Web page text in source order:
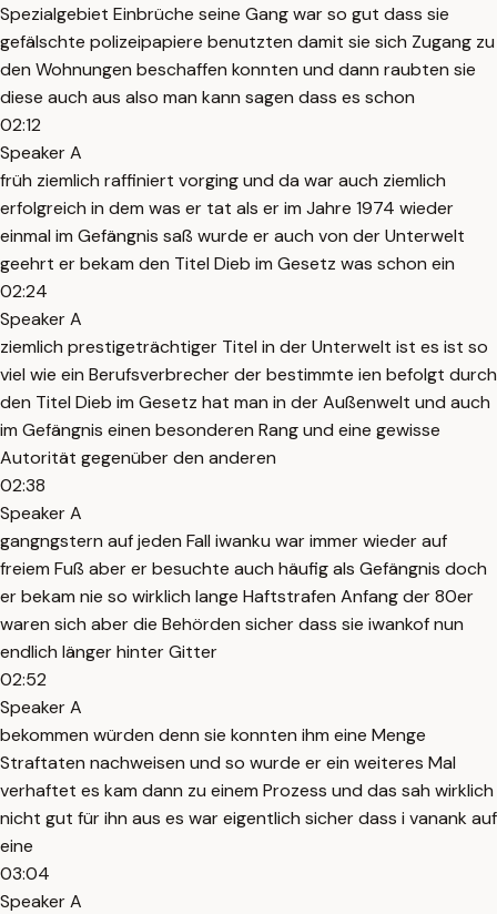
Spezialgebiet Einbrüche seine Gang war so gut dass sie
gefälschte polizeipapiere benutzten damit sie sich Zugang zu
den Wohnungen beschaffen konnten und dann raubten sie
diese auch aus also man kann sagen dass es schon
02:12
Speaker A
früh ziemlich raffiniert vorging und da war auch ziemlich
erfolgreich in dem was er tat als er im Jahre 1974 wieder
einmal im Gefängnis saß wurde er auch von der Unterwelt
geehrt er bekam den Titel Dieb im Gesetz was schon ein
02:24
Speaker A
ziemlich prestigeträchtiger Titel in der Unterwelt ist es ist so
viel wie ein Berufsverbrecher der bestimmte ien befolgt durch
den Titel Dieb im Gesetz hat man in der Außenwelt und auch
im Gefängnis einen besonderen Rang und eine gewisse
Autorität gegenüber den anderen
02:38
Speaker A
gangngstern auf jeden Fall iwanku war immer wieder auf
freiem Fuß aber er besuchte auch häufig als Gefängnis doch
er bekam nie so wirklich lange Haftstrafen Anfang der 80er
waren sich aber die Behörden sicher dass sie iwankof nun
endlich länger hinter Gitter
02:52
Speaker A
bekommen würden denn sie konnten ihm eine Menge
Straftaten nachweisen und so wurde er ein weiteres Mal
verhaftet es kam dann zu einem Prozess und das sah wirklich
nicht gut für ihn aus es war eigentlich sicher dass i vanank auf
eine
03:04
Speaker A